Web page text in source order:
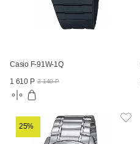
Casio F-91W-1Q
1 610 Р 2 140 Р
25%